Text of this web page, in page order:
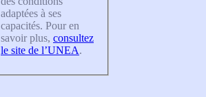
adaptées à ses
capacités. Pour en
savoir plus, consultez
le site de l’UNEA.